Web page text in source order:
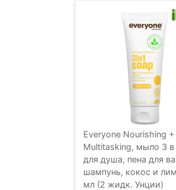
Everyone Nourishing +
Multitasking, мыло 3 в
для душа, пена для
шампунь, кокос и
мл (2 жидк. Унции)